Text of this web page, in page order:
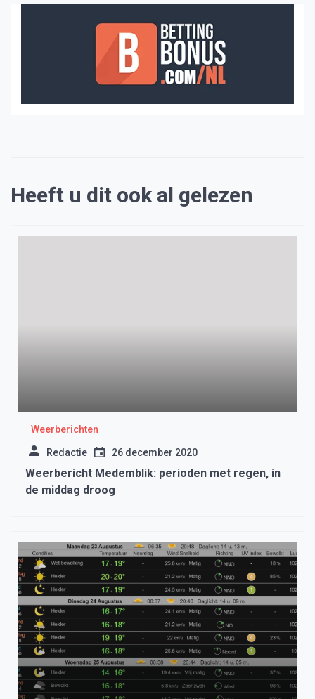
Heeft u dit ook al gelezen
Weerberichten
Redactie 26 december 2020
Weerbericht Medemblik: perioden met regen, in
de middag droog